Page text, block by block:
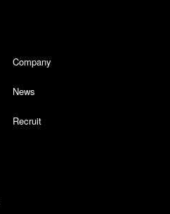
Company
News
Recruit